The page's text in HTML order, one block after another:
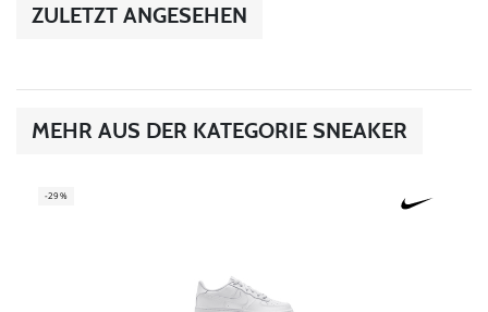
ZULETZT ANGESEHEN
MEHR AUS DER KATEGORIE SNEAKER
-29%